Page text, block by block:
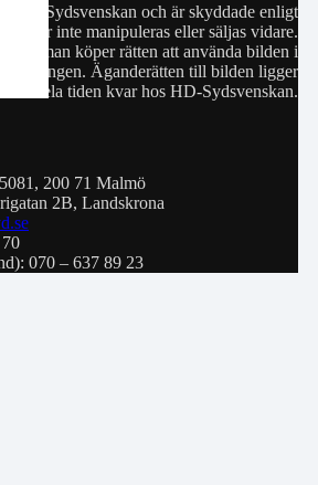
HD-Sydsvenskan och är skyddade enligt
De får inte manipuleras eller säljas vidare.
att man köper rätten att använda bilden i
Äganderätten till bilden ligger
hela tiden kvar hos HD-Sydsvenskan.
200 71 Malmö
2B, Landskrona
070 – 637 89 23